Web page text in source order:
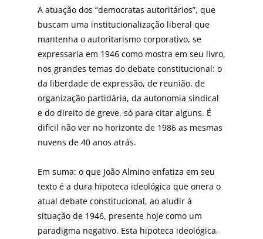
A atuação dos “democratas autoritários”, que
buscam uma institucionalização liberal que
mantenha o autoritarismo corporativo, se
expressaria em 1946 como mostra em seu livro,
nos grandes temas do debate constitucional: o
da liberdade de expressão, de reunião, de
organização partidária, da autonomia sindical
e do direito de greve, só para citar alguns. É
dificil não ver no horizonte de 1986 as mesmas
nuvens de 40 anos atrás.
Em suma: o que João Almino enfatiza em seu
texto é a dura hipoteca ideológica que onera o
atual debate constitucional, ao aludir à
situação de 1946, presente hoje como um
paradigma negativo. Esta hipoteca ideológica,